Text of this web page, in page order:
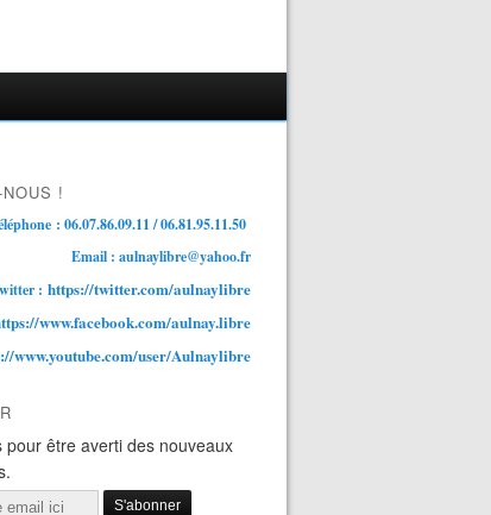
!
: 06.07.86.09.11 / 06.81.95.11.50
Email : aulnaylibre@yahoo.fr
: https://twitter.com/aulnaylibre
www.facebook.com/aulnay.libre
www.youtube.com/user/Aulnaylibre
pour être averti des nouveaux